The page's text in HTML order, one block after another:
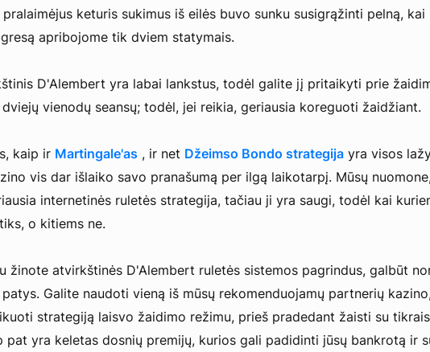
keturis sukimus iš eilės buvo sunku susigrąžinti pelną, kai
apribojome tik dviem statymais.
D'Alembert yra labai lankstus, todėl galite jį pritaikyti prie
vienodų seansų; todėl, jei reikia, geriausia koreguoti žaidžiant.
kaip ir Martingale'as, ir net Džeimso Bondo strategijayra visos
vis dar išlaiko savo pranašumą per ilgą laikotarpį. Mūsų
internetinės ruletės strategija, tačiau ji yra saugi, todėl kai
o kitiems ne.
žinote atvirkštinės D'Alembert ruletės sistemos pagrindus, galbūt
Galite naudoti vieną iš mūsų rekomenduojamų partnerių
strategiją laisvo žaidimo režimu, prieš pradedant žaisti su tikrais
pat yra keletas dosnių premijų, kurios gali padidinti jūsų bankrotą ir